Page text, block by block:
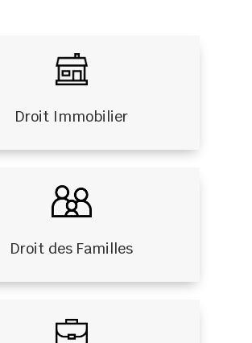
Droit Immobilier
Droit des Familles